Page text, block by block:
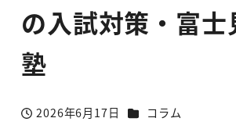
の入試対策・富士
塾
投稿日
2026年6月17日 カテゴリー
コラム